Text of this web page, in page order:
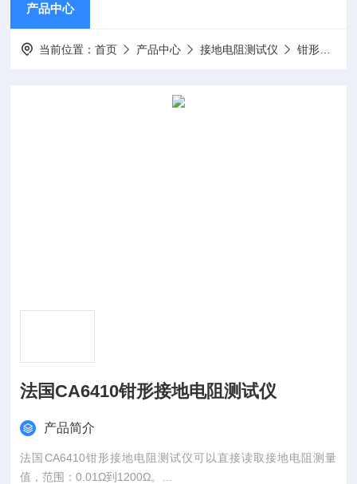
产品中心
当前位置：首页 产品中心 接地电阻测试仪 钳形接地电阻测试仪
法国CA6410钳形接地电阻测试仪
产品简介
法国CA6410钳形接地电阻测试仪可以直接读取接地电阻测量
值，范围：0.01Ω到1200Ω。